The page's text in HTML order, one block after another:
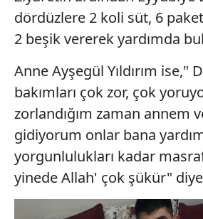
hazırlanmış Aydınlatma Metnimizi
ilgili mevzuata uygun olarak
almak için lütfentıklayınız
dördüzlere 2 koli süt, 6
2 beşik vererek yardımda
Anne Ayşegül Yıldırım ise,"
bakımları çok zor, çok
zorlandığım zaman annem
gidiyorum onlar bana
yorgunlulukları kadar
yinede Allah' çok şükür"